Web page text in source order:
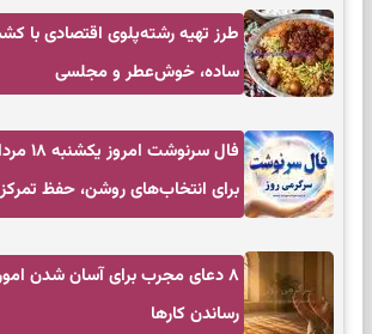
طرز تهیه رشته‌پلوی اقتصادی با
ساده، خوش‌عطر و مجلسی
برای انتخاب‌های روشن، حفظ
۸ دعای مجرب برای آسان شدن
رساندن کار‌ها